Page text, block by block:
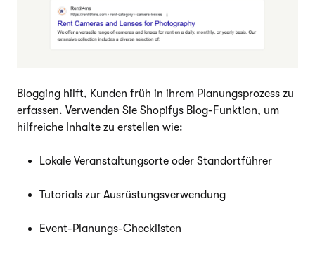
Blogging hilft, Kunden früh in ihrem Planungsprozess zu
erfassen. Verwenden Sie Shopifys Blog-Funktion, um
hilfreiche Inhalte zu erstellen wie:
Lokale Veranstaltungsorte oder Standortführer
Tutorials zur Ausrüstungsverwendung
Event-Planungs-Checklisten